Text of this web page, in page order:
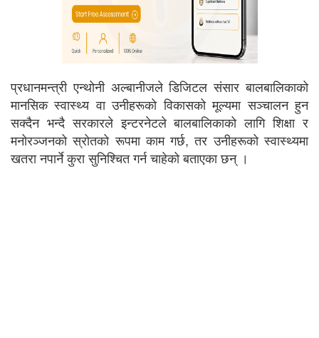
प्रधानमन्त्री एन्थोनी अल्बानीजले डिजिटल संसार बालबालिकाको
मानसिक स्वास्थ्य वा उनीहरूको विकासको मूल्यमा सञ्चालन हुन
सक्दैन भन्दै सरकारले इन्टरनेटले बालबालिकाको लागि शिक्षा र
मनोरञ्जनको स्रोतको रूपमा काम गर्छ, तर उनीहरूको स्वास्थ्यमा
खतरा नपार्ने कुरा सुनिश्चित गर्न चाहेको बताएका छन् ।